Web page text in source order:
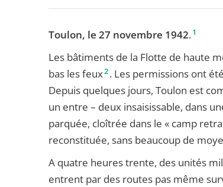
Toulon, le 27 novembre 1942.1
Les bâtiments de la Flotte de haute
bas les feux2. Les permissions ont
Depuis quelques jours, Toulon est
un entre – deux insaisissable, dans
parquée, cloîtrée dans le « camp
reconstituée, sans beaucoup de
A quatre heures trente, des unités
entrent par des routes pas même